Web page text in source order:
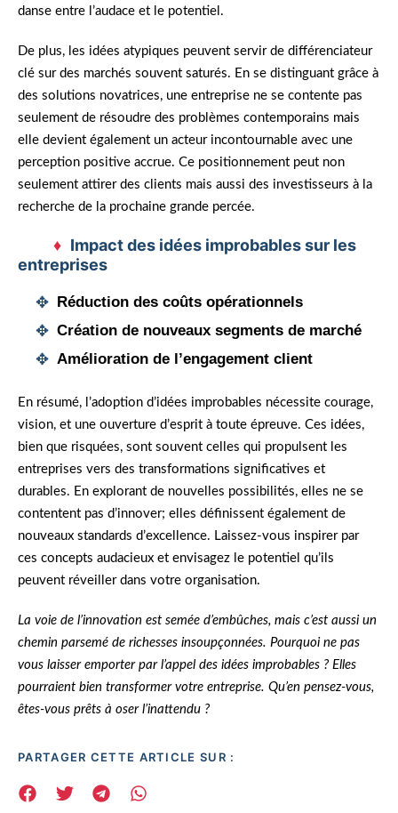
danse entre l’audace et le potentiel.
De plus, les idées atypiques peuvent servir de différenciateur
clé sur des marchés souvent saturés. En se distinguant grâce à
des solutions novatrices, une entreprise ne se contente pas
seulement de résoudre des problèmes contemporains mais
elle devient également un acteur incontournable avec une
perception positive accrue. Ce positionnement peut non
seulement attirer des clients mais aussi des investisseurs à la
recherche de la prochaine grande percée.
Impact des idées improbables sur les
entreprises
Réduction des coûts opérationnels
Création de nouveaux segments de marché
Amélioration de l’engagement client
En résumé, l’adoption d’idées improbables nécessite courage,
vision, et une ouverture d’esprit à toute épreuve. Ces idées,
bien que risquées, sont souvent celles qui propulsent les
entreprises vers des transformations significatives et
durables. En explorant de nouvelles possibilités, elles ne se
contentent pas d’innover; elles définissent également de
nouveaux standards d’excellence. Laissez-vous inspirer par
ces concepts audacieux et envisagez le potentiel qu’ils
peuvent réveiller dans votre organisation.
La voie de l’innovation est semée d’embûches, mais c’est aussi un
chemin parsemé de richesses insoupçonnées. Pourquoi ne pas
vous laisser emporter par l’appel des idées improbables ? Elles
pourraient bien transformer votre entreprise. Qu’en pensez-vous,
êtes-vous prêts à oser l’inattendu ?
PARTAGER CETTE ARTICLE SUR :